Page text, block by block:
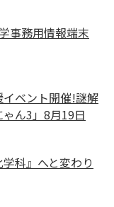
事務用情報端末
ベント開催!謎解
ん3」8月19日
科』へと変わり